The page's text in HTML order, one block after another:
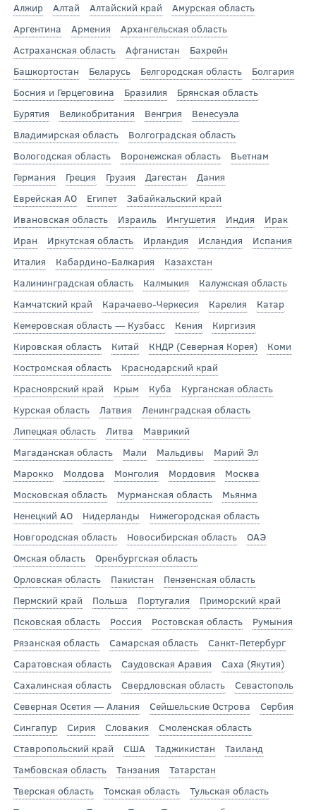
Алжир
Алтай Алтайский край
Амурская область
Аргентина
Армения
Архангельская область
Астраханская область
Афганистан
Бахрейн
Башкортостан
Беларусь Белгородская область
Болгария
Босния и Герцеговина
Бразилия
Брянская область
Бурятия
Великобритания Венгрия
Венесуэла
Владимирская область
Волгоградская область
Вологодская область
Воронежская область
Вьетнам
Германия
Греция Грузия Дагестан
Дания
Еврейская АО
Египет
Забайкальский край
Ивановская область
Израиль Ингушетия Индия
Ирак
Иран
Иркутская область Ирландия Исландия
Испания
Италия
Кабардино-Балкария
Казахстан
Калининградская область
Калмыкия
Калужская область
Камчатский край
Карачаево-Черкесия Карелия
Катар
Кемеровская область — Кузбасс
Кения
Киргизия
Кировская область
Китай КНДР (Северная Корея)
Коми
Костромская область
Краснодарский край
Красноярский край
Крым Куба
Курганская область
Курская область
Латвия
Ленинградская область
Липецкая область
Литва
Маврикий
Магаданская область
Мали Мальдивы
Марий Эл
Марокко
Молдова Монголия Мордовия
Москва
Московская область
Мурманская область
Мьянма
Ненецкий АО
Нидерланды
Нижегородская область
Новгородская область
Новосибирская область
ОАЭ
Омская область
Оренбургская область
Орловская область
Пакистан
Пензенская область
Пермский край
Польша Португалия
Приморский край
Псковская область
Россия Ростовская область
Румыния
Рязанская область
Самарская область
Санкт-Петербург
Саратовская область
Саудовская Аравия
Саха (Якутия)
Сахалинская область
Свердловская область
Севастополь
Северная Осетия — Алания
Сейшельские Острова
Сербия
Сингапур
Сирия Словакия
Смоленская область
Ставропольский край
США Таджикистан
Таиланд
Тамбовская область
Танзания
Татарстан
Тверская область
Томская область
Тульская область